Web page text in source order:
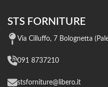
STS FORNITURE
Via Cilluffo, 7 Bolognetta
091 8737210
stsforniture@libero.it